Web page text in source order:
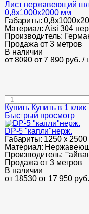
Лист нержавеющий
0,8х1000х2000 мм
Габариты:
Материал: Aisi 304
Производитель:
Продажа от 3 метров
В наличии
от 8090 от 7 890 руб. /
Купить Купить в 1 клик
Быстрый просмотр
DP-5 "капли"нерж.
Габариты: 1250 х
Материал:
Производитель:
Продажа от 3 метров
В наличии
от 18530 от 17 950 руб.